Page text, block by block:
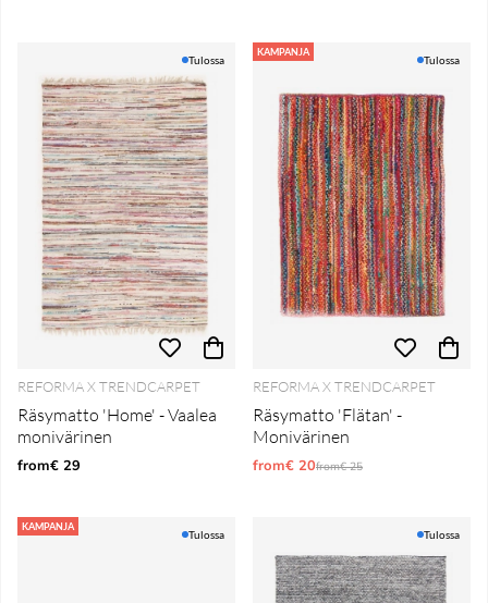
Tulossa
REFORMA X TRENDCARPET
Räsymatto 'Home' - Vaalea
monivärinen
from€ 29
KAMPANJA
Tulossa
REFORMA X TRENDCARPET
Räsymatto 'Flätan' -
Monivärinen
from€ 20Normaali hinta
from€ 25
KAMPANJA
Tulossa Tulossa